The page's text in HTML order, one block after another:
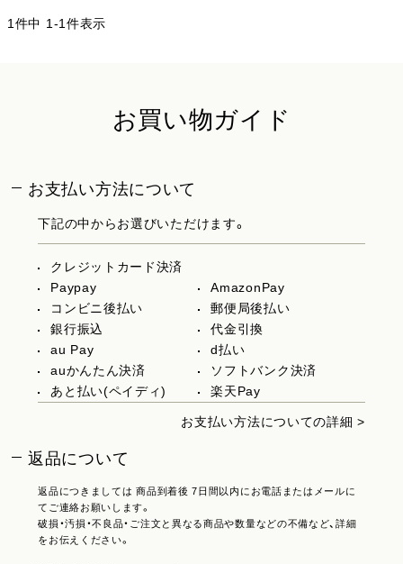
1 件中 1 -1 件表示
お買い物ガイド
お支払い方法について
下記の中からお選びいただけます。
クレジットカード決済
Paypay
AmazonPay
コンビニ後払い
郵便局後払い
銀行振込
代金引換
au Pay
d払い
auかんたん決済
ソフトバンク決済
あと払い(ペイディ)
楽天Pay
お支払い方法についての詳細 >
返品について
返品につきましては 商品到着後 7日間以内にお電話またはメールに
てご連絡お願いします。
破損・汚損・不良品・ご注文と異なる商品や数量などの不備など、詳細
をお伝えください。